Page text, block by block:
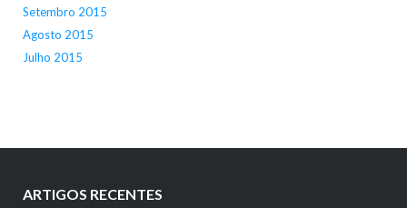
Setembro 2015
Agosto 2015
Julho 2015
ARTIGOS RECENTES